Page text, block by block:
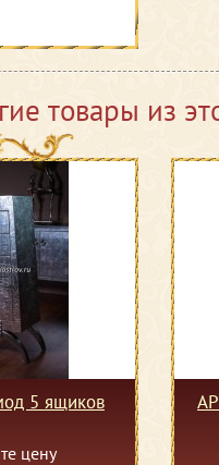
товары из
5 ящиков
цену